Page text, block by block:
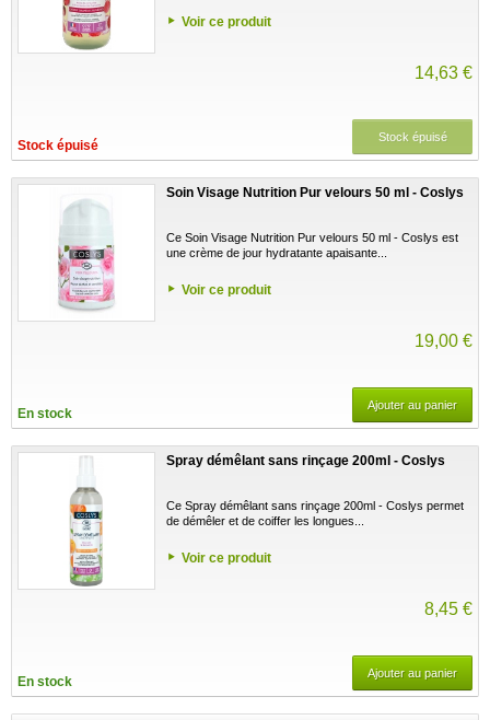
Voir ce produit
14,63 €
Stock épuisé
Stock épuisé
Soin Visage Nutrition Pur velours 50 ml - Coslys
Ce Soin Visage Nutrition Pur velours 50 ml - Coslys est
une crème de jour hydratante apaisante...
Voir ce produit
19,00 €
En stock
Ajouter au panier
Spray démêlant sans rinçage 200ml - Coslys
Ce Spray démêlant sans rinçage 200ml - Coslys permet
de démêler et de coiffer les longues...
Voir ce produit
8,45 €
En stock
Ajouter au panier